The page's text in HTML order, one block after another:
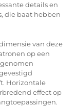
details en
die baat hebben
van deze
op een
Horizontale
effect op